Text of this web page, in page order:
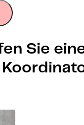
Sie